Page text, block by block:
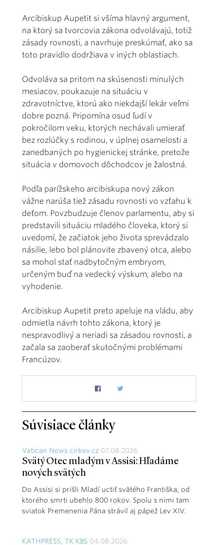
Arcibiskup Aupetit si všíma hlavný argument,
na ktorý sa tvorcovia zákona odvolávajú, totiž
zásady rovnosti, a navrhuje preskúmať, ako sa
toto pravidlo dodržiava v iných oblastiach.
Odvoláva sa pritom na skúsenosti minulých
mesiacov, poukazuje na situáciu v
zdravotníctve, ktorú ako niekdajší lekár veľmi
dobre pozná. Pripomína osud ľudí v
pokročilom veku, ktorých nechávali umierať
bez rozlúčky s rodinou, v úplnej osamelosti a
zanedbaných po hygienickej stránke, pretože
situácia v domovoch dôchodcov je žalostná.
Podľa parížskeho arcibiskupa nový zákon
vážne narúša tiež zásadu rovnosti vo vzťahu k
deťom. Povzbudzuje členov parlamentu, aby si
predstavili situáciu mladého človeka, ktorý si
uvedomí, že začiatok jeho života sprevádzalo
násilie, lebo bol plánovite zbavený otca, alebo
sa mohol stať nadbytočným embryom,
určeným buď na vedecký výskum, alebo na
vyhodenie.
Arcibiskup Aupetit preto apeluje na vládu, aby
odmietla návrh tohto zákona, ktorý je
nespravodlivý a neriadi sa zásadou rovnosti, a
začala sa zaoberať skutočnými problémami
Francúzov.
Súvisiace články
Vatican News cirkev.cz 07.08.2026
Svätý Otec mladým v Assisi: Hľadáme
nových svätých
Do Assisi si prišli Mladí uctiť svätého Františka, od
ktorého smrti ubehlo 800 rokov. Spolu s nimi tam
sviatok Premenenia Pána strávil aj pápež Lev XIV.
KATHPRESS, TK KBS 04.08.2026